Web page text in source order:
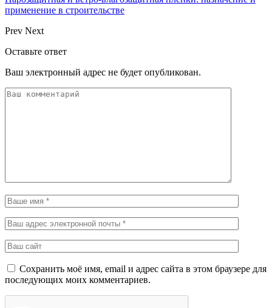
применение в строительстве
Prev Next
Оставьте ответ
Ваш электронный адрес не будет опубликован.
Сохранить моё имя, email и адрес сайта в этом браузере для
последующих моих комментариев.